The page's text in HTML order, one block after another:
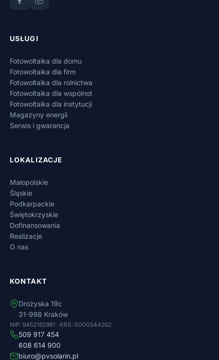
USŁUGI
Fotowoltaika dla domu
Fotowoltaika dla firm
Fotowoltaika dla rolnictwa
Fotowoltaika dla wspólnot
Fotowoltaika dla instytucji
Magazyny energii
Serwis i gwarancja
LOKALIZACJE
Małopolskie
Śląskie
Podkarpackie
Świętokrzyskie
Dofinansowania
Realizacje
O nas
KONTAKT
Drożyska 19c
31-998 Kraków
NIP: 9452182961 · KRS: 0000544262
509 917 454
608 614 900
biuro@pvsolarin.pl